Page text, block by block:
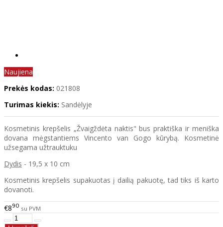
Naujiena
Prekės kodas: 021808
Turimas kiekis: Sandėlyje
Kosmetinis krepšelis „Žvaigždėta naktis" bus praktiška ir meniška
dovana mėgstantiems Vincento van Gogo kūrybą. Kosmetinė
užsegama užtrauktuku
Dydis - 19,5 x 10 cm
Kosmetinis krepšelis supakuotas į dailią pakuotę, tad tiks iš karto
dovanoti.
€890 su PVM